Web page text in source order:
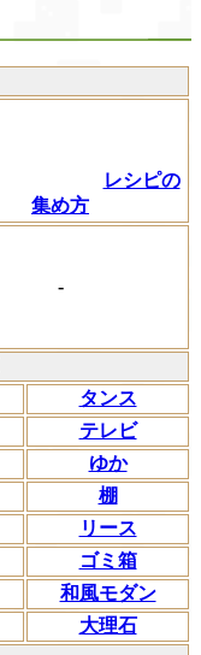
レシピの
集め方
-
タンス
テレビ
ゆか
棚
リース
ゴミ箱
和風モダン
大理石